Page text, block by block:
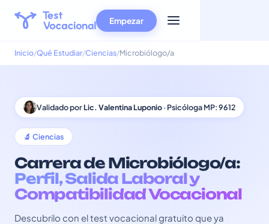
Empezar
Inicio Qué Estudiar Ciencias Microbiólogo/a
Validado porLic. Valentina Luponio· Psicóloga MP: 9612
🔬 Ciencias
Carrera de Microbiólogo/a:
Perfil, Salida Laboral y
Compatibilidad Vocacional
Descubrilo con el test vocacional gratuito que ya